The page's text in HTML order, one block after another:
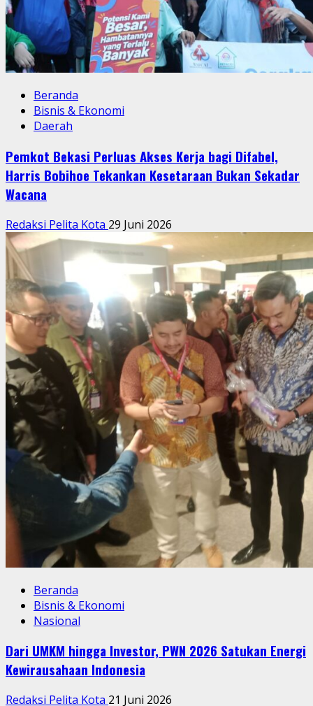
Beranda
Bisnis & Ekonomi
Daerah
Pemkot Bekasi Perluas Akses Kerja bagi Difabel,
Harris Bobihoe Tekankan Kesetaraan Bukan Sekadar
Wacana
Redaksi Pelita Kota 29 Juni 2026
Beranda
Bisnis & Ekonomi
Nasional
Dari UMKM hingga Investor, PWN 2026 Satukan Energi
Kewirausahaan Indonesia
Redaksi Pelita Kota 21 Juni 2026